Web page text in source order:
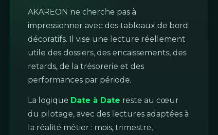
AKAREON ne cherche pas à
impressionner avec des tableaux de bord
décoratifs. Il vise une lecture réellement
utile des dossiers, des encaissements, des
retards, de la trésorerie et des
performances par période.
La logique Date à Date reste au cœur
du pilotage, avec des lectures adaptées à
la réalité métier : mois, trimestre,